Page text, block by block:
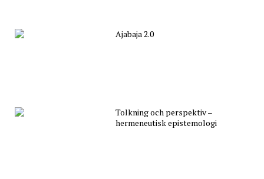
Ajabaja 2.0
Tolkning och perspektiv –
hermeneutisk epistemologi